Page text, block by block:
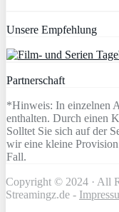
Unsere Empfehlung
Partnerschaft
*Hinweis: In einzelnen
enthalten. Durch einen
Solltet Sie sich auf der
wir eine kleine
Fall.
Copyright © 2024 · All
Streamingz.de -